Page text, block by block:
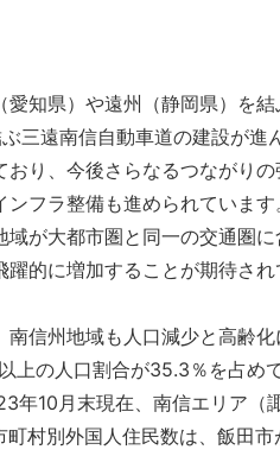
知県）や遠州（静岡県）を
三遠南信自動車道の建設が
り、今後さらなるつながりの
ンフラ整備も進められていま
が大都市圏と同一の交通圏
的に増加することが期待され
信州地域も人口減少と高齢
の人口割合が35.3％を占めて
年10月末現在、南信エリア
村別外国人住民数は、飯田